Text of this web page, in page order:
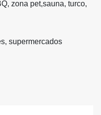
zona pet,sauna, turco,
supermercados